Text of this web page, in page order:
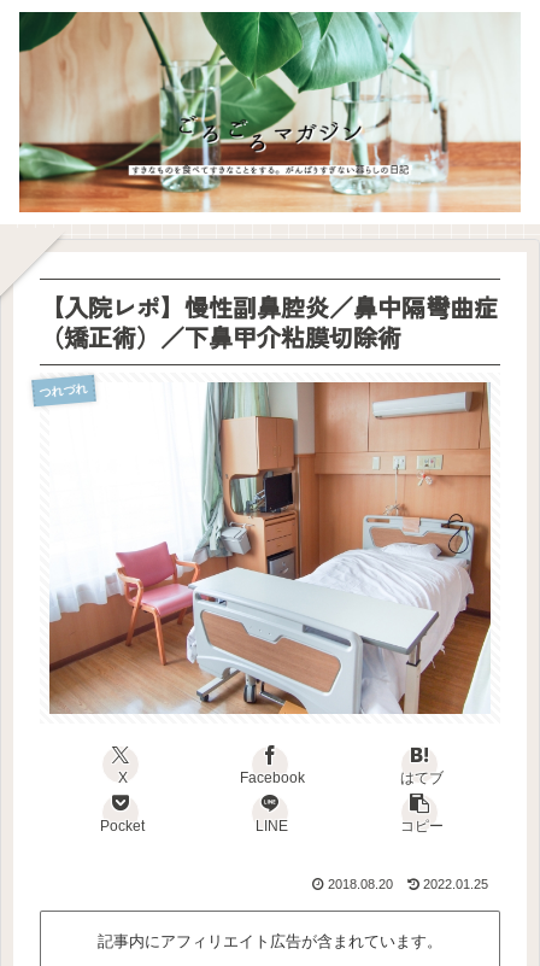
【入院レポ】慢性副鼻腔炎／鼻中隔彎曲症
（矯正術）／下鼻甲介粘膜切除術
つれづれ
X Facebook はてブ
Pocket LINE コピー
2018.08.20 2022.01.25
記事内にアフィリエイト広告が含まれています。